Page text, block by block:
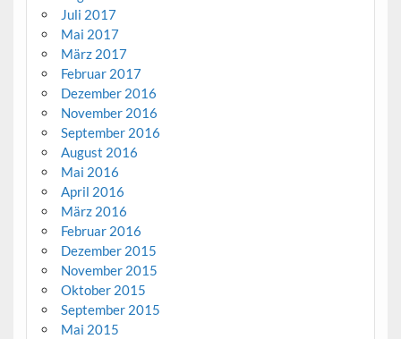
Juli 2017
Mai 2017
März 2017
Februar 2017
Dezember 2016
November 2016
September 2016
August 2016
Mai 2016
April 2016
März 2016
Februar 2016
Dezember 2015
November 2015
Oktober 2015
September 2015
Mai 2015